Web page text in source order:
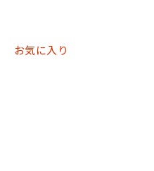
お気に入り